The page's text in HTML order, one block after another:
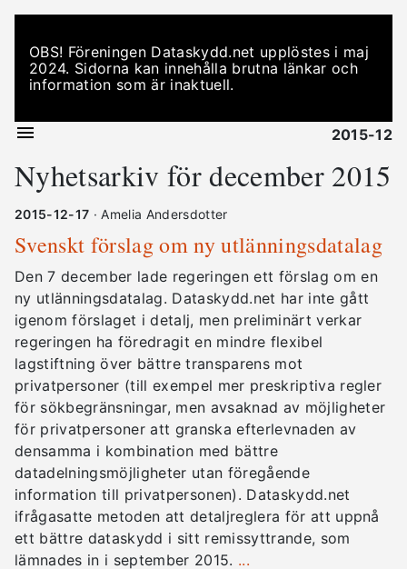
OBS! Föreningen Dataskydd.net upplöstes i maj
2024. Sidorna kan innehålla brutna länkar och
information som är inaktuell.
2015-12
Nyhetsarkiv för december 2015
2015-12-17 · Amelia Andersdotter
Svenskt förslag om ny utlänningsdatalag
Den 7 december lade regeringen ett förslag om en
ny utlänningsdatalag. Dataskydd.net har inte gått
igenom förslaget i detalj, men preliminärt verkar
regeringen ha föredragit en mindre flexibel
lagstiftning över bättre transparens mot
privatpersoner (till exempel mer preskriptiva regler
för sökbegränsningar, men avsaknad av möjligheter
för privatpersoner att granska efterlevnaden av
densamma i kombination med bättre
datadelningsmöjligheter utan föregående
information till privatpersonen). Dataskydd.net
ifrågasatte metoden att detaljreglera för att uppnå
ett bättre dataskydd i sitt remissyttrande, som
lämnades in i september 2015. ...